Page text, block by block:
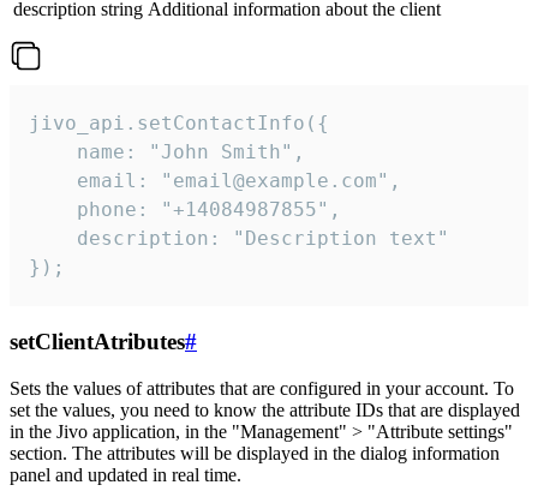
description string Additional information about the client
jivo_api.setContactInfo({
    name: "John Smith",
    email: "email@example.com",
    phone: "+14084987855",
    description: "Description text"
});
setClientAtributes#
Sets the values ​​of attributes that are configured in your account. To
set the values, you need to know the attribute IDs that are displayed
in the Jivo application, in the "Management" > "Attribute settings"
section. The attributes will be displayed in the dialog information
panel and updated in real time.